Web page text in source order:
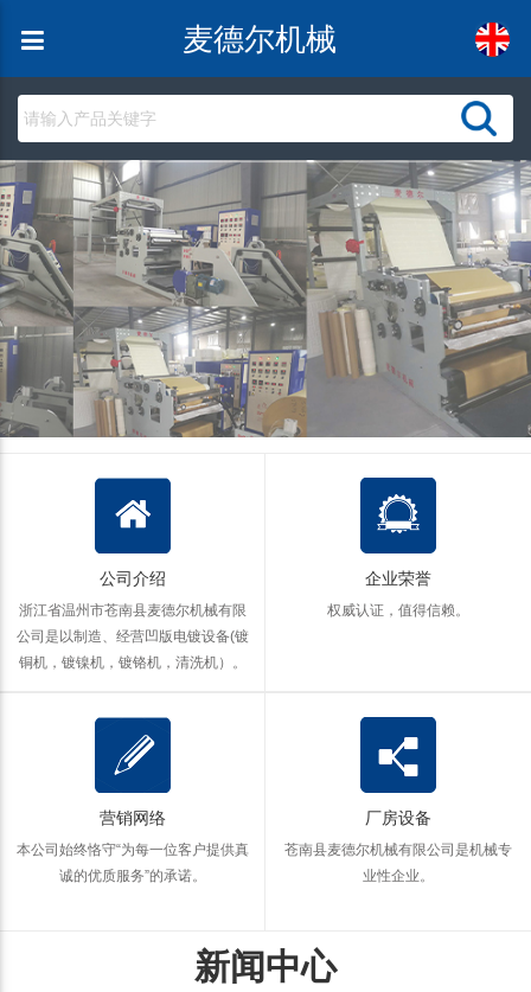
麦德尔机械
公司介绍
浙江省温州市苍南县麦德尔机械有限
公司是以制造、经营凹版电镀设备(镀
铜机，镀镍机，镀铬机，清洗机）。
企业荣誉
权威认证，值得信赖。
营销网络
本公司始终恪守“为每一位客户提供真
诚的优质服务”的承诺。
厂房设备
苍南县麦德尔机械有限公司是机械专
业性企业。
新闻中心